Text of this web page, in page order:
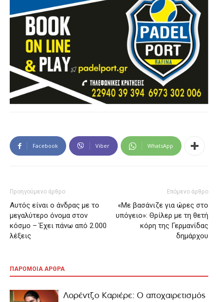
Facebook Viber WhatsApp
Προηγούμενο άρθρο
Αυτός είναι ο άνδρας με το
μεγαλύτερο όνομα στον
κόσμο – Έχει πάνω από 2.000
λέξεις
Επόμενο άρθρο
«Με βασάνιζε για ώρες στο
υπόγειο»: Θρίλερ με τη θετή
κόρη της Γερμανίδας
δημάρχου
ΠΑΡΟΜΟΙΑ ΑΡΘΡΑ
Λορέντζο Καριέρε: Ο αποχαιρετισμός